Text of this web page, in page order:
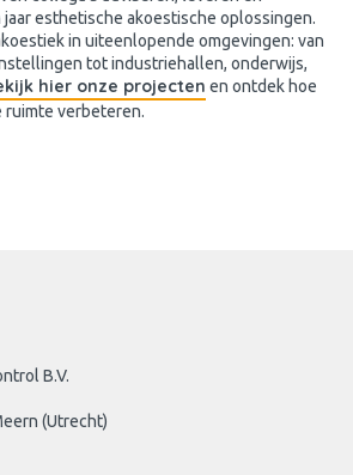
esthetische akoestische oplossingen.
in uiteenlopende omgevingen: van
tot industriehallen, onderwijs,
hier onze projecten en ontdek hoe
ruimte verbeteren.
B.V.
(Utrecht)